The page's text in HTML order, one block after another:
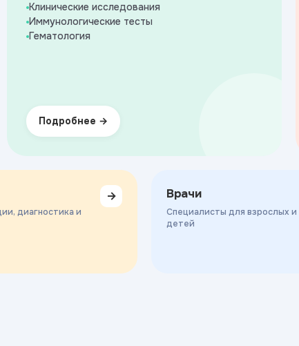
Клинические исследования
Иммунологические тесты
Гематология
Подробнее
диагностика и
→ Врачи
Специалисты для взрослых и
детей